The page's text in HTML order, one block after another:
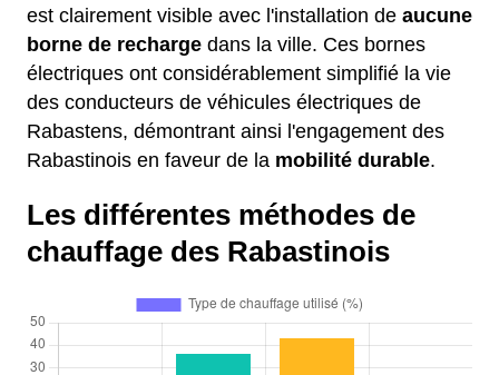
est clairement visible avec l'installation de aucune
borne de recharge dans la ville. Ces bornes
électriques ont considérablement simplifié la vie
des conducteurs de véhicules électriques de
Rabastens, démontrant ainsi l'engagement des
Rabastinois en faveur de la mobilité durable.
Les différentes méthodes de
chauffage des Rabastinois